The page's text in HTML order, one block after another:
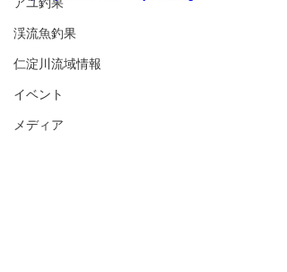
渓流魚釣果
仁淀川流域情報
イベント
メディア